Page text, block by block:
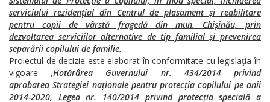
serviciului rezidențial din Centrul de plasament și reabilitare
pentru copii de vârstă fragedă din mun. Chișinău, prin
dezvoltarea serviciilor alternative de tip familial și prevenirea
separării copilului de familie.
Proiectul de decizie este elaborat în conformitate cu legislaţia în
vigoare ,Hotărârea Guvernului nr. 434/2014 privind
aprobarea Strategiei naționale pentru protecția copilului pe anii
2014-2020, Legea nr. 140/2014 privind protecția specială a